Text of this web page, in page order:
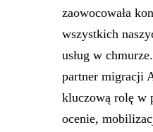
zaowocowała
wszystkich
usług w
partner migracji
kluczową rolę w
ocenie,